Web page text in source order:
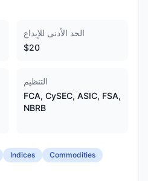
الحد الأدنى للإيداع
$20
التنظيم
FCA, CySEC, ASIC, FSA,
NBRB
Indices
Commodities